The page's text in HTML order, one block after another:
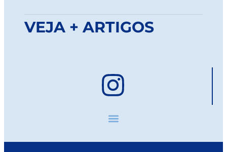
VEJA + ARTIGOS